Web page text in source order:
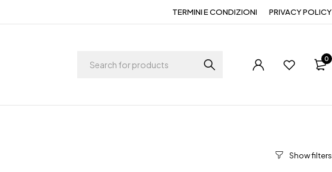
TERMINI E CONDIZIONI PRIVACY POLICY
0